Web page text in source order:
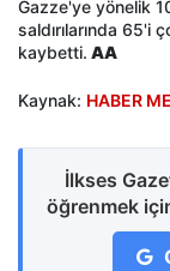
Gazze'ye yönelik
saldırılarında 65'i
kaybetti. AA
Kaynak: HABER
İlkses
öğrenmek